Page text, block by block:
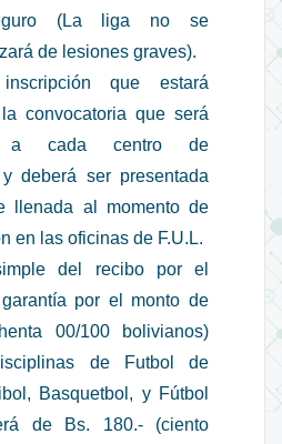
(La liga no se
de lesiones graves).
que estará
convocatoria que será
a cada centro de
deberá ser presentada
llenada al momento de
en las oficinas de F.U.L.
del recibo por el
por el monto de
00/100 bolivianos)
de Futbol de
Basquetbol, y Fútbol
de Bs. 180.- (ciento